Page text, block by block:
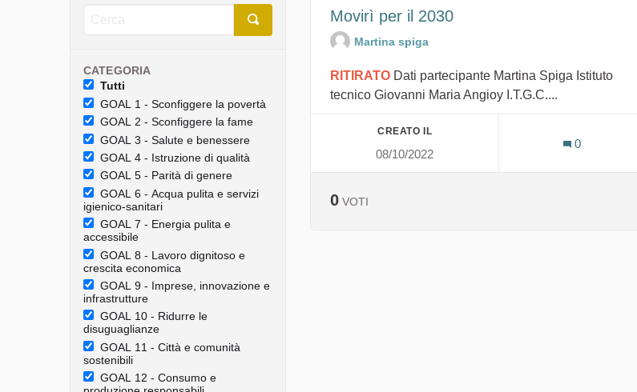
CATEGORIA
Tutti
GOAL 1 - Sconfiggere la povertà
GOAL 2 - Sconfiggere la fame
GOAL 3 - Salute e benessere
GOAL 4 - Istruzione di qualità
GOAL 5 - Parità di genere
GOAL 6 - Acqua pulita e servizi
igienico-sanitari
GOAL 7 - Energia pulita e
accessibile
GOAL 8 - Lavoro dignitoso e
crescita economica
GOAL 9 - Imprese, innovazione e
infrastrutture
GOAL 10 - Ridurre le
disuguaglianze
GOAL 11 - Città e comunità
sostenibili
GOAL 12 - Consumo e
Movirì per il 2030
Martina spiga
RITIRATO Dati partecipante Martina Spiga Istituto
tecnico Giovanni Maria Angioy I.T.G.C....
CREATO IL
08/10/2022
0
0 VOTI